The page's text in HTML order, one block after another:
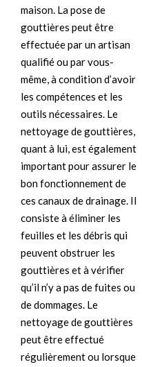
maison. La pose de
gouttières peut être
effectuée par un artisan
qualifié ou par vous-
même, à condition d’avoir
les compétences et les
outils nécessaires. Le
nettoyage de gouttières,
quant à lui, est également
important pour assurer le
bon fonctionnement de
ces canaux de drainage. Il
consiste à éliminer les
feuilles et les débris qui
peuvent obstruer les
gouttières et à vérifier
qu’il n’y a pas de fuites ou
de dommages. Le
nettoyage de gouttières
peut être effectué
régulièrement ou lorsque